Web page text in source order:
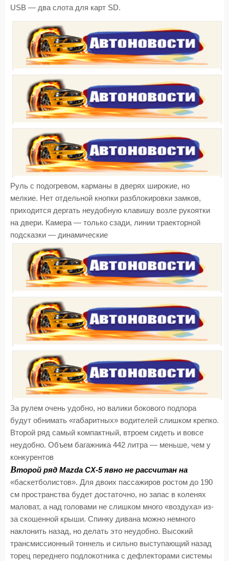
USB — два слота для карт SD.
Руль с подогревом, карманы в дверях широкие, но
мелкие. Нет отдельной кнопки разблокировки замков,
приходится дергать неудобную клавишу возле рукоятки
на двери. Камера — только сзади, линии траекторной
подсказки — динамические
За рулем очень удобно, но валики бокового подпора
будут обнимать «габаритных» водителей слишком крепко.
Второй ряд самый компактный, втроем сидеть и вовсе
неудобно. Объем багажника 442 литра — меньше, чем у
конкурентов
Второй ряд Mazda CX-5 явно не рассчитан на
«баскетболистов». Для двоих пассажиров ростом до 190
см пространства будет достаточно, но запас в коленях
маловат, а над головами не слишком много «воздуха» из-
за скошенной крыши. Спинку дивана можно немного
наклонить назад, но делать это неудобно. Высокий
трансмиссионный тоннель и сильно выступающий назад
торец переднего подлокотника с дефлекторами системы